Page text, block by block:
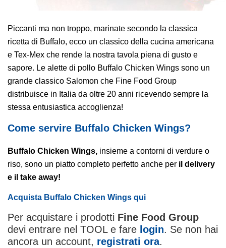
Piccanti ma non troppo, marinate secondo la classica
ricetta di Buffalo, ecco un classico della cucina americana
e Tex-Mex che rende la nostra tavola piena di gusto e
sapore. Le alette di pollo Buffalo Chicken Wings sono un
grande classico Salomon che Fine Food Group
distribuisce in Italia da oltre 20 anni ricevendo sempre la
stessa entusiastica accoglienza!
Come servire Buffalo Chicken Wings?
Buffalo Chicken Wings, insieme a contorni di verdure o
riso, sono un piatto completo perfetto anche per il delivery
e il take away!
Acquista Buffalo Chicken Wings qui
Per acquistare i prodotti Fine Food Group
devi entrare nel TOOL e fare login. Se non hai
ancora un account, registrati ora.